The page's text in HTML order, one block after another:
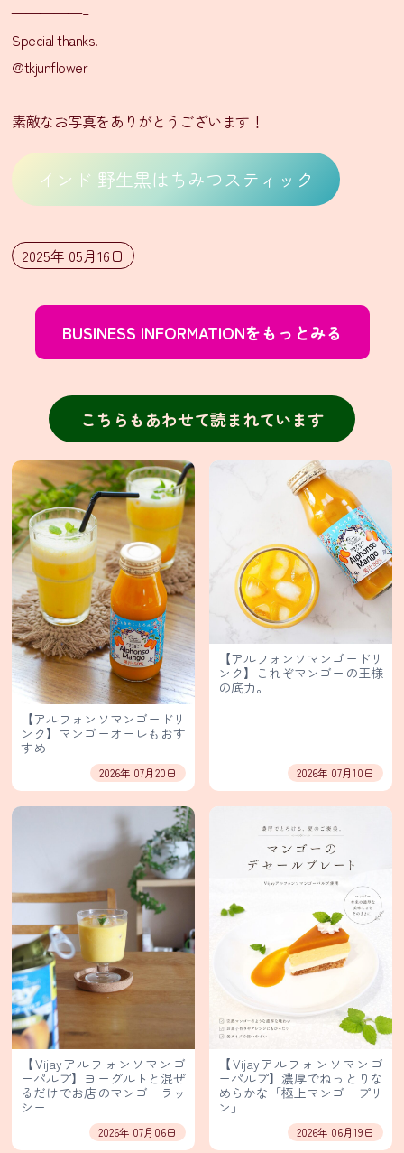
ス
タ
グ
Facebook
X(旧
有
業
務
用
食
材
卸
販
売
個
人
報
保
方
針・
等
輸
入
卸
売
事
部
イ
ス
—————–
Special thanks!
@tkjunflower
素敵なお写真をありがとうございます！
インド 野生黒はちみつスティック
2025年 05月16日
BUSINESS INFORMATIONをもっとみる
こちらもあわせて読まれています
【アルフォンソマンゴードリ
ンク】マンゴーオーレもおす
すめ
2026年 07月20日
【アルフォンソマンゴードリ
ンク】これぞマンゴーの王様
の底力。
2026年 07月10日
【Vijayアルフォンソマンゴ
ーパルプ】ヨーグルトと混ぜ
るだけでお店のマンゴーラッ
シー
2026年 07月06日
【Vijayアルフォンソマンゴ
ーパルプ】濃厚でねっとりな
めらかな「極上マンゴープリ
ン」
2026年 06月19日